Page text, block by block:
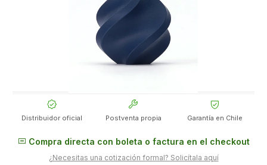
Distribuidor oficial Postventa propia Garantía en Chile
Compra directa con boleta o factura en el checkout
¿Necesitas una cotización formal? Solicítala aquí